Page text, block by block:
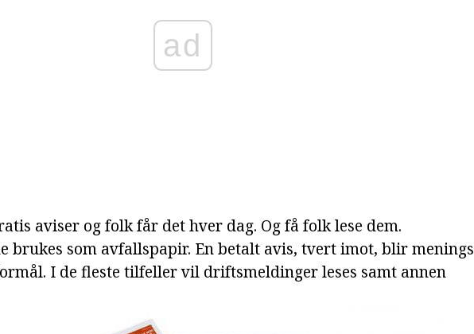
ad
aviser og folk får det hver dag. Og få folk lese dem.
brukes som avfallspapir. En betalt avis, tvert imot, blir menings
I de fleste tilfeller vil driftsmeldinger leses samt annen